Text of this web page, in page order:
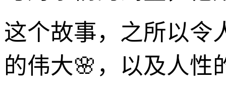
这个故事，之所以令
的伟大🌸，以及人性